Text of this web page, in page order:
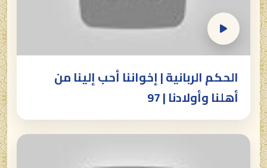
الحكم الربانية | إخواننا أحب إلينا من
أهلنا وأولادنا | 97